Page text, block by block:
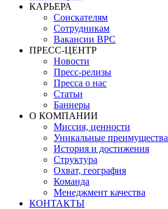
КАРЬЕРА
Соискателям
Сотрудникам
Вакансии BPC
ПРЕСС-ЦЕНТР
Новости
Пресс-релизы
Пресса о нас
Статьи
Баннеры
О КОМПАНИИ
Миссия, ценности
Уникальные преимущества
История и достижения
Структура
Охват, география
Команда
Менеджмент качества
КОНТАКТЫ